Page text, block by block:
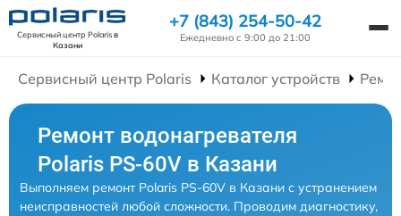
Сервисный центр Polarisв
Казани
+7 (843) 254-50-42
Ежедневно с 9:00 до 21:00
Сервисный центр Polaris Каталог устройств
Ремонт водонагревателя
Polaris PS-60V в Казани
Выполняем ремонт Polaris PS-60V в Казани с устранением
неисправностей любой сложности. Проводим диагностику,